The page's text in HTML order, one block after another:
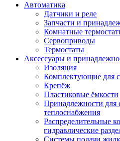
Автоматика
Датчики и реле
Запчасти и
Комнатные
Сервоприводы
Термостаты
Аксессуары и
Изоляция
Комплектующие для
Крепёж
Пластиковые ёмкости
Принадлежности для
теплоснабжения
Распределительные
гидравлические
Системы подачи